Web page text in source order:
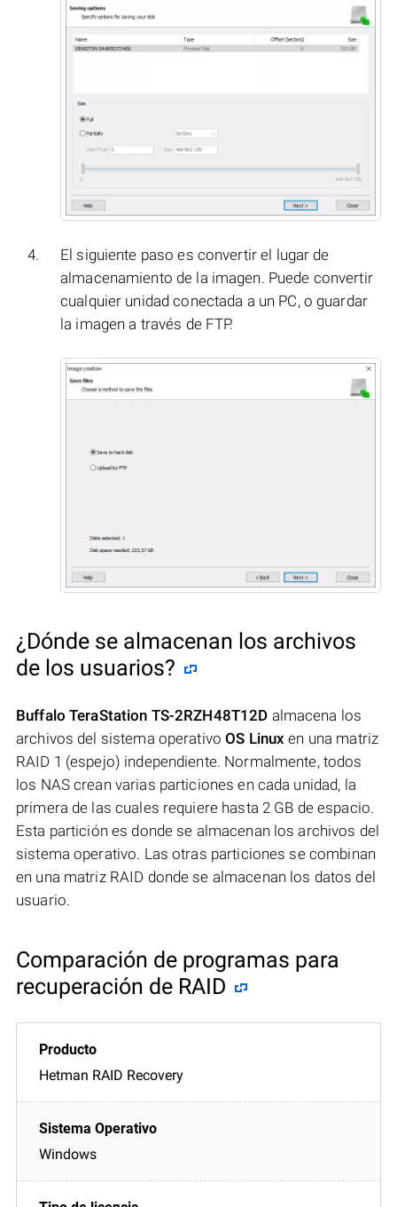
El siguiente paso es convertir el lugar de
almacenamiento de la imagen. Puede convertir
cualquier unidad conectada a un PC, o guardar
la imagen a través de FTP.
¿Dónde se almacenan los archivos
de los usuarios?
Buffalo TeraStation TS-2RZH48T12D almacena los
archivos del sistema operativoOS Linux en una matriz
RAID 1 (espejo) independiente. Normalmente, todos
los NAS crean varias particiones en cada unidad, la
primera de las cuales requiere hasta 2 GB de espacio.
Esta partición es donde se almacenan los archivos del
sistema operativo. Las otras particiones se combinan
en una matriz RAID donde se almacenan los datos del
usuario.
Comparación de programas para
recuperación de RAID
Hetman RAID Recovery
Windows